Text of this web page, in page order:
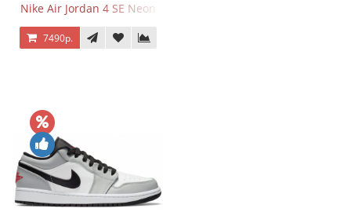
Nike Air Jordan 4 SE Neon
7490р.